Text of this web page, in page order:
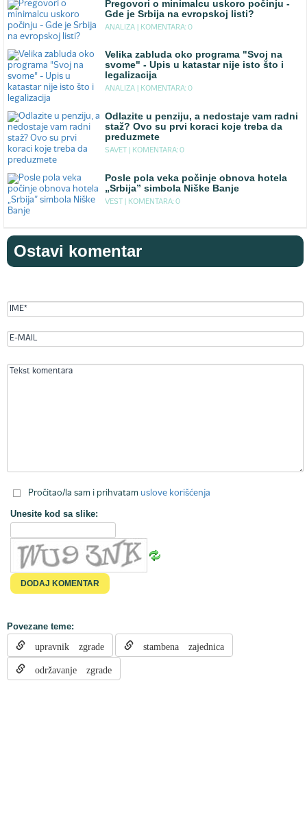
Pregovori o minimalcu uskoro počinju -
Gde je Srbija na evropskoj listi?
ANALIZA | KOMENTARA: 0
Velika zabluda oko programa "Svoj na
svome" - Upis u katastar nije isto što i
legalizacija
ANALIZA | KOMENTARA: 0
Odlazite u penziju, a nedostaje vam radni
staž? Ovo su prvi koraci koje treba da
preduzmete
SAVET | KOMENTARA: 0
Posle pola veka počinje obnova hotela
„Srbija” simbola Niške Banje
VEST | KOMENTARA: 0
Ostavi komentar
Pročitao/la sam i prihvatam uslove korišćenja
Unesite kod sa slike:
Povezane teme:
upravnik zgrade stambena zajednica
održavanje zgrade